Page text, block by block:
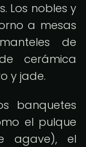
Los nobles y
a mesas
de
cerámica
y jade.
banquetes
el pulque
agave), el